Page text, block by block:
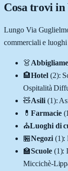
Cosa trovi in
Lungo Via
commerciali e luoghi
👗
🏨Hotel (2):
Ospitalità
🧸Asili (1):
💊 Farmacie (
⛪Luoghi di
🏪Negozi (1):
🏫Scuole (1):
Miccichè-